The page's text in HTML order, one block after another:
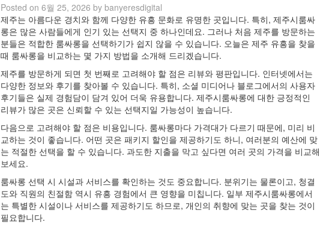
Posted on 6월 25, 2026 by banyeresdigital
제주는 아름다운 경치와 함께 다양한 유흥 문화로 유명한 곳입니다. 특히, 제주시룸싸
롱은 많은 사람들에게 인기 있는 선택지 중 하나인데요. 그러나 처음 제주를 방문하는
분들은 적합한 룸싸롱을 선택하기가 쉽지 않을 수 있습니다. 오늘은 제주 유흥을 찾을
때 룸싸롱을 비교하는 몇 가지 방법을 소개해 드리겠습니다.
제주를 방문하게 되면 첫 번째로 고려해야 할 점은 리뷰와 평판입니다. 인터넷에서는
다양한 정보와 후기를 찾아볼 수 있습니다. 특히, 소셜 미디어나 블로그에서의 사용자
후기들은 실제 경험담이 담겨 있어 더욱 유용합니다. 제주시룸싸롱에 대한 긍정적인
리뷰가 많은 곳은 신뢰할 수 있는 선택지일 가능성이 높습니다.
다음으로 고려해야 할 점은 비용입니다. 룸싸롱마다 가격대가 다르기 때문에, 미리 비
교하는 것이 좋습니다. 어떤 곳은 패키지 할인을 제공하기도 하니, 여러분의 예산에 맞
는 적절한 선택을 할 수 있습니다. 과도한 지출을 막고 싶다면 여러 곳의 가격을 비교해
보세요.
룸싸롱 선택 시 시설과 서비스를 확인하는 것도 중요합니다. 분위기는 물론이고, 청결
도와 직원의 친절함 역시 유흥 경험에서 큰 영향을 미칩니다. 일부 제주시룸싸롱에서
는 특별한 시설이나 서비스를 제공하기도 하므로, 개인의 취향에 맞는 곳을 찾는 것이
필요합니다.